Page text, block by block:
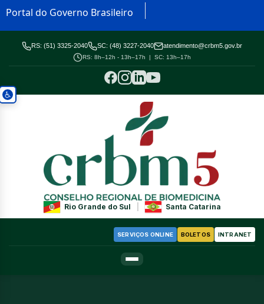
Portal do Governo Brasileiro
RS: (51) 3325-2040 SC: (48) 3227-2040 atendimento@crbm5.gov.br
RS: 8h–12h - 13h–17h | SC: 13h–17h
Rio Grande do Sul Santa Catarina
SERVIÇOS ONLINE BOLETOS INTRANET